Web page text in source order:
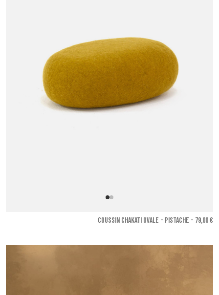
COUSSIN CHAKATI OVALE - Pistache - 79,00 €